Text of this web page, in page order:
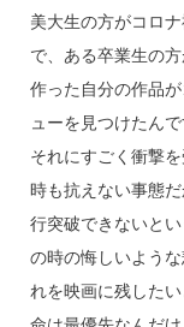
美大生の方がコロ
で、ある卒業生の
作った自分の作品
ューを見つけたん
それにすごく衝撃
時も抗えない事態
行突破できないと
の時の悔しいよう
れを映画に残したい